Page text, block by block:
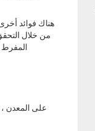
هناك فوائد
من خلال
المفرط
على المعدن ،